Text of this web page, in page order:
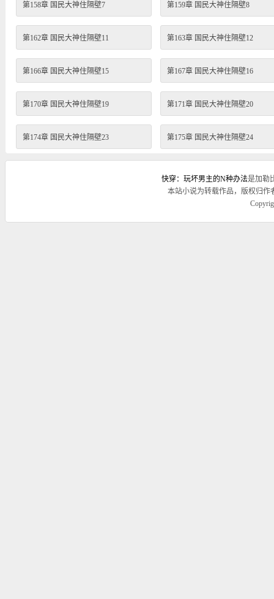
第158章 国民大神住隔壁7 第159章 国民大神住隔壁8
第162章 国民大神住隔壁11 第163章 国民大神住隔壁12
第166章 国民大神住隔壁15 第167章 国民大神住隔壁16
第170章 国民大神住隔壁19 第171章 国民大神住隔壁20
第174章 国民大神住隔壁23 第175章 国民大神住隔壁24
快穿：玩坏男主的N种办法是加勒
本站小说为转载作品，版权归作